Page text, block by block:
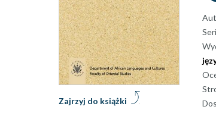
Zajrzyj do książki